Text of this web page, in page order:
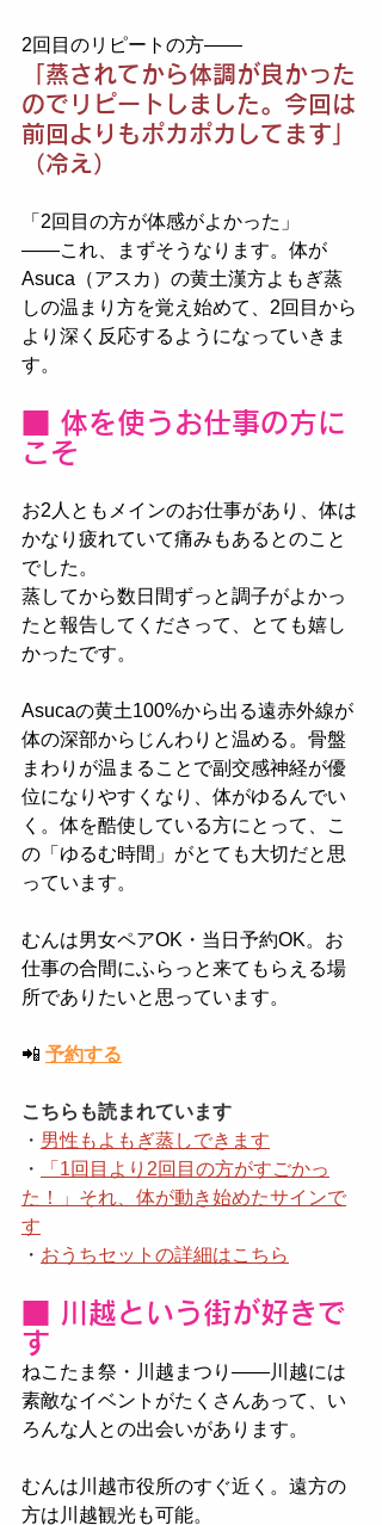
2回目のリピートの方——
「蒸されてから体調が良かった
のでリピートしました。今回は
前回よりもポカポカしてます」
（冷え）
「2回目の方が体感がよかった」
——これ、まずそうなります。体が
Asuca（アスカ）の黄土漢方よもぎ蒸
しの温まり方を覚え始めて、2回目から
より深く反応するようになっていきま
す。
■ 体を使うお仕事の方に
こそ
お2人ともメインのお仕事があり、体は
かなり疲れていて痛みもあるとのこと
でした。
蒸してから数日間ずっと調子がよかっ
たと報告してくださって、とても嬉し
かったです。
Asucaの黄土100%から出る遠赤外線が
体の深部からじんわりと温める。骨盤
まわりが温まることで副交感神経が優
位になりやすくなり、体がゆるんでい
く。体を酷使している方にとって、こ
の「ゆるむ時間」がとても大切だと思
っています。
むんは男女ペアOK・当日予約OK。お
仕事の合間にふらっと来てもらえる場
所でありたいと思っています。
📲 予約する
こちらも読まれています
・ 男性もよもぎ蒸しできます
・
「1回目より2回目の方がすごかっ
た！」それ、体が動き始めたサインで
す
・ おうちセットの詳細はこちら
■ 川越という街が好きで
す
ねこたま祭・川越まつり——川越には
素敵なイベントがたくさんあって、い
ろんな人との出会いがあります。
むんは川越市役所のすぐ近く。遠方の
方は川越観光も可能。